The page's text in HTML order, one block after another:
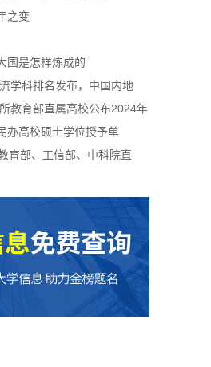
之变
国是怎样炼成的
学科排名发布，中国内地
教育部直属高校公布2024年
办高校硕士学位授予单
育部、工信部、中科院直